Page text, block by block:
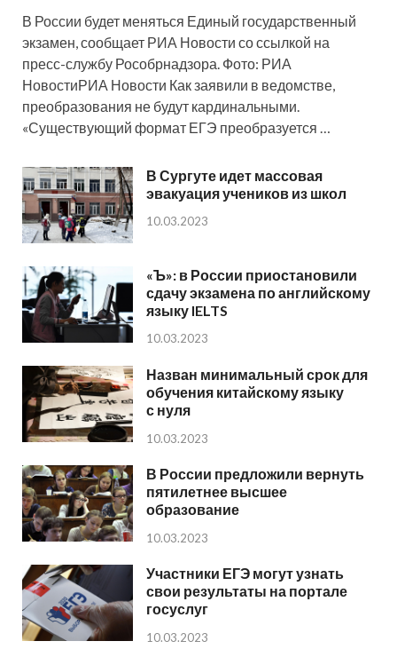
В России будет меняться Единый государственный
экзамен, сообщает РИА Новости со ссылкой на
пресс-службу Рособрнадзора. Фото: РИА
НовостиРИА Новости Как заявили в ведомстве,
преобразования не будут кардинальными.
«Существующий формат ЕГЭ преобразуется …
В Сургуте идет массовая
эвакуация учеников из школ
10.03.2023
«Ъ»: в России приостановили
сдачу экзамена по английскому
языку IELTS
10.03.2023
Назван минимальный срок для
обучения китайскому языку
с нуля
10.03.2023
В России предложили вернуть
пятилетнее высшее
образование
10.03.2023
Участники ЕГЭ могут узнать
свои результаты на портале
госуслуг
10.03.2023